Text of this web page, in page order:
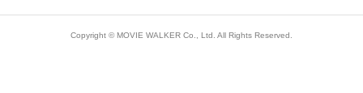
Copyright © MOVIE WALKER Co., Ltd. All Rights Reserved.